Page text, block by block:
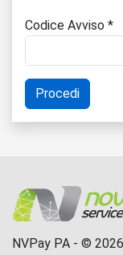
Codice Avviso *
NVPay PA - © 2026